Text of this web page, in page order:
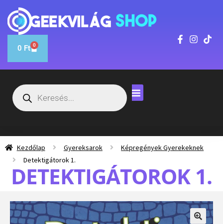
0 Ft 0
Kezdőlap Gyereksarok
Képregények Gyerekeknek
Detektigátorok 1.
DETEKTIGÁTOROK 1.